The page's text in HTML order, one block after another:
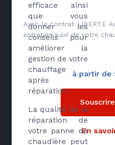
efficace ainsi
que vous
donner les
conseils pour
améliorer la
gestion de votre
chauffage
après
réparation.
La qualité de la
réparation de
votre panne de
chaudière peut
Avec le contrat LIBERTE
entretien suivi de votre
à partir de
Souscrire
En